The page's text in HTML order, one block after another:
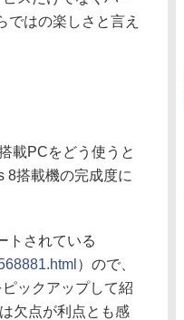
ではの楽しさと言え
載PCをどう使うと
8搭載機の完成度に
トされている
）ので、
ックアップして紹
欠点が利点とも感